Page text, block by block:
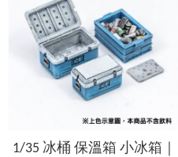
1/35 冰桶 保溫箱 小冰箱｜